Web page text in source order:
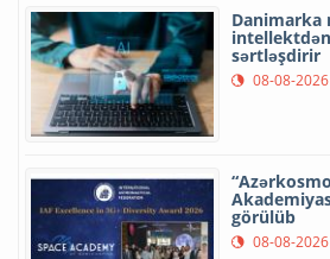
Danimarka
sərtləşdirir
08-08-2026
görülüb
08-08-2026